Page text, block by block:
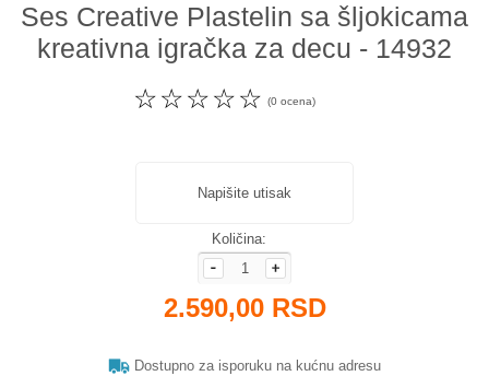
Ses Creative Plastelin sa šljokicama
kreativna igračka za decu - 14932
☆
☆
☆
☆
☆ (0 ocena)
Napišite utisak
Količina:
2.590,00 RSD
Dostupno za isporuku na kućnu adresu